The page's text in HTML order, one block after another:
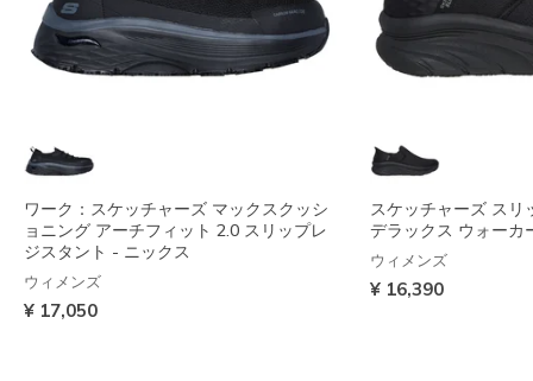
ワーク：スケッチャーズ マックスクッシ
ョニング アーチフィット 2.0 スリップレ
ジスタント - ニックス
ウィメンズ
¥ 17,050
スケッチャーズ スリ
デラックス ウォーカ
ウィメンズ
¥ 16,390